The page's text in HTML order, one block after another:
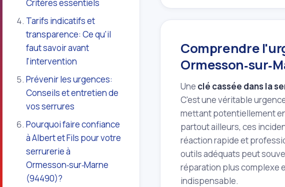
Critères essentiels
Tarifs indicatifs et
transparence: Ce qu'il
faut savoir avant
l'intervention
Prévenir les urgences:
Conseils et entretien de
vos serrures
Pourquoi faire confiance
à Albert et Fils pour votre
serrurerie à
Ormesson‑sur‑Marne
(94490)?
Comprendre
Une clé cassée dans la
C'est une véritable
mettant potentiellement
partout ailleurs, ces
réaction rapide et
outils adéquats peut
réparation plus complexe
indispensable.